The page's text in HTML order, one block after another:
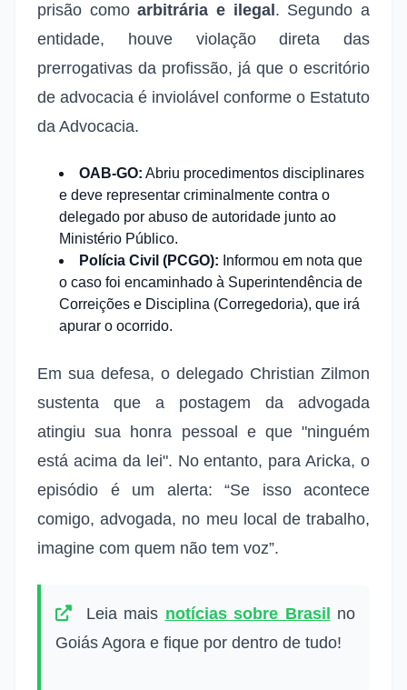
prisão comoarbitrária e ilegal . Segundo a
entidade, houve violação direta das
prerrogativas da profissão, já que o escritório
de advocacia é inviolável conforme o Estatuto
da Advocacia.
OAB-GO: Abriu procedimentos disciplinares
e deve representar criminalmente contra o
delegado por abuso de autoridade junto ao
Ministério Público.
Polícia Civil (PCGO): Informou em nota que
o caso foi encaminhado à Superintendência de
Correições e Disciplina (Corregedoria), que irá
apurar o ocorrido.
Em sua defesa, o delegado Christian Zilmon
sustenta que a postagem da advogada
atingiu sua honra pessoal e que "ninguém
está acima da lei". No entanto, para Aricka, o
episódio é um alerta: “Se isso acontece
comigo, advogada, no meu local de trabalho,
imagine com quem não tem voz”.
Leia mais notícias sobre Brasil
no
Goiás Agora e fique por dentro de tudo!